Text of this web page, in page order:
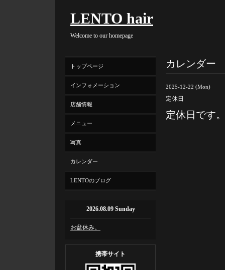
LENTO hair
Welcome to our homepage
カレンダー
2025-12-22 (Mon)
定休日
定休日です
トップページ
インフォメーション
店舗情報
メニュー
写真
カレンダー
LENTOのブログ
2026.08.09 Sunday
お盆休み。
携帯サイト